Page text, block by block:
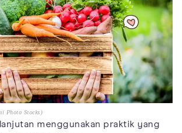
Photo Stocks)
menggunakan praktik yang